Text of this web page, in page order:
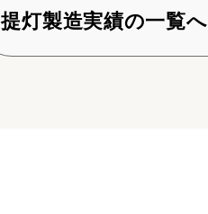
提灯製造実績の一覧へ